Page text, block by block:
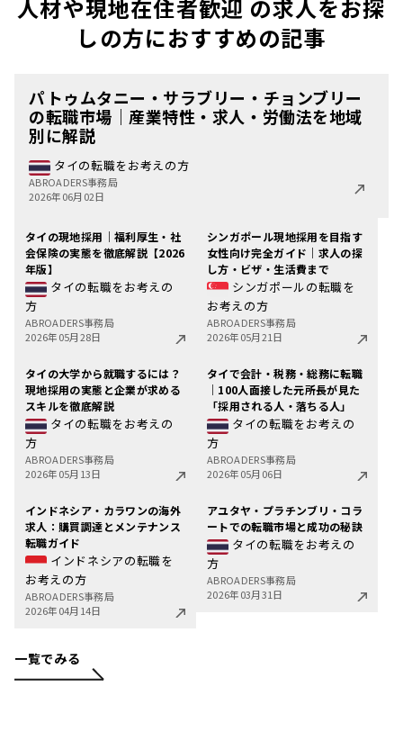
人材や現地在住者歓迎 の求人をお探
しの方におすすめの記事
パトゥムタニー・サラブリー・チョンブリー
の転職市場｜産業特性・求人・労働法を地域
別に解説
タイの転職をお考えの方
ABROADERS事務局
2026年06月02日
タイの現地採用｜福利厚生・社
会保険の実態を徹底解説【2026
年版】
タイの転職をお考えの
方
ABROADERS事務局
2026年05月28日
シンガポール現地採用を目指す
女性向け完全ガイド｜求人の探
し方・ビザ・生活費まで
シンガポールの転職を
お考えの方
ABROADERS事務局
2026年05月21日
タイの大学から就職するには？
現地採用の実態と企業が求める
スキルを徹底解説
タイの転職をお考えの
方
ABROADERS事務局
2026年05月13日
タイで会計・税務・総務に転職
｜100人面接した元所長が見た
「採用される人・落ちる人」
タイの転職をお考えの
方
ABROADERS事務局
2026年05月06日
インドネシア・カラワンの海外
求人：購買調達とメンテナンス
転職ガイド
インドネシアの転職を
お考えの方
ABROADERS事務局
2026年04月14日
アユタヤ・プラチンブリ・コラ
ートでの転職市場と成功の秘訣
タイの転職をお考えの
方
ABROADERS事務局
2026年03月31日
一覧でみる